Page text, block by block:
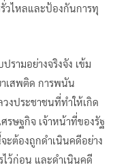
วไหลและป้องกันการทุ
ามอย่างจริงจัง เข้ม
เสพติด การพนัน
งประชาชนที่ทำให้เกิด
รษฐกิจ เจ้าหน้าที่ของรัฐ
ะต้องถูกดำเนินคดีอย่าง
ไว้ก่อน และดำเนินคดี